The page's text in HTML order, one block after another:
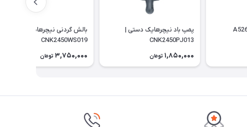
پمپ باد نیچرهایک دستی |
CNK2450PJ013
1,850,000 تومان
بالش گردنی نیچرهایک |
CNK2450WS019
3,750,000 تومان